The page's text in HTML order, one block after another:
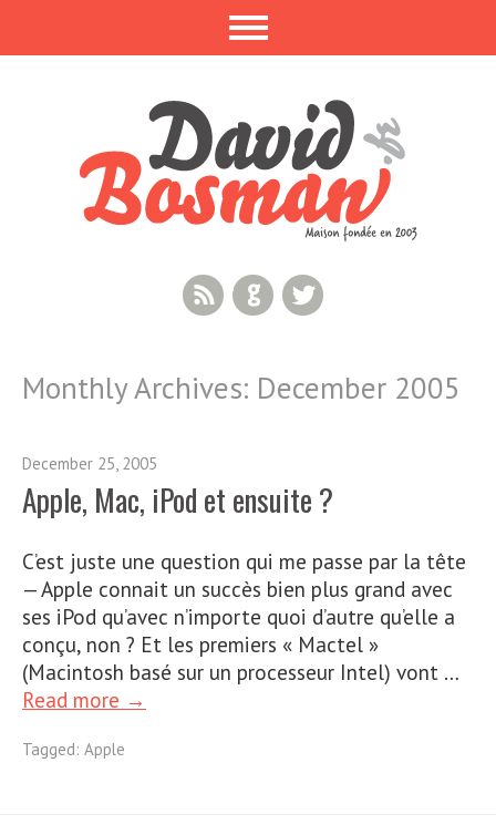
Twitter
GitHub
RSS Feed
Monthly Archives: December 2005
December 25, 2005
Apple, Mac, iPod et ensuite ?
C’est juste une question qui me passe par la tête
— Apple connait un succès bien plus grand avec
ses iPod qu’avec n’importe quoi d’autre qu’elle a
conçu, non ? Et les premiers « Mactel »
(Macintosh basé sur un processeur Intel) vont …
Read more →
Tagged: Apple